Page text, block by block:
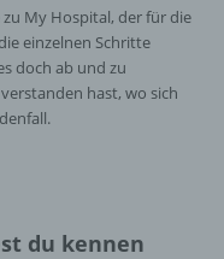
My Hospital, der für die
einzelnen Schritte
doch ab und zu
hast, wo sich
du kennen